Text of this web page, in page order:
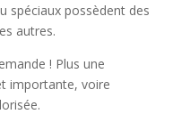
spéciaux possèdent des
autres.
! Plus une
importante, voire